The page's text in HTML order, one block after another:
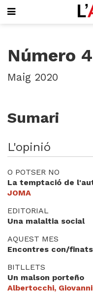
PORTADA
QUI SOM
L'AVENÇ PAPER
PUBLICITAT
VIDEOTECA
Focus
Entrevistes
Actualitat
Mirador
Termes legals
Número
Maig 2020
Sumari
L'opinió
O POTSER NO
La temptació de
JOMA
EDITORIAL
Una malaltia social
AQUEST MES
Encontres con/finats
BITLLETS
Un malson porteño
Albertocchi, Giovanni